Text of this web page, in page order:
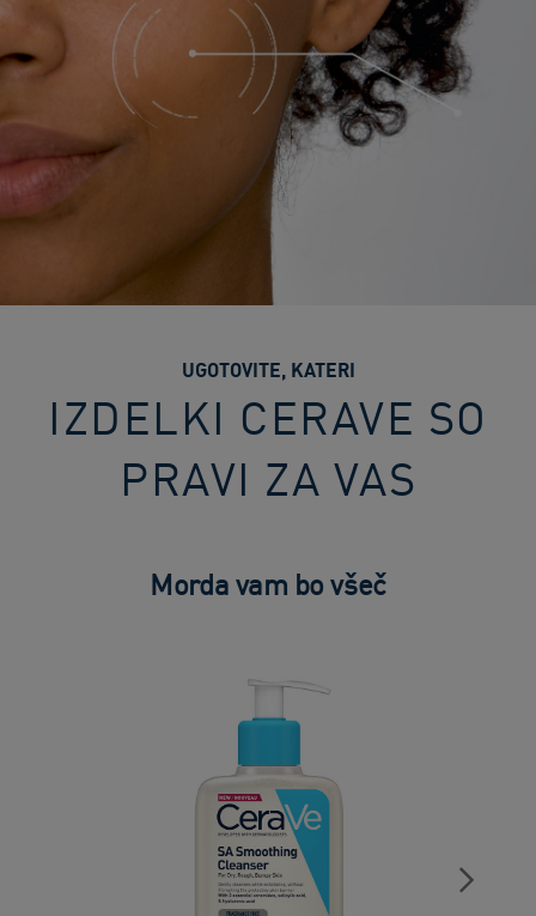
UGOTOVITE, KATERI
IZDELKI CERAVE SO
PRAVI ZA VAS
Morda vam bo všeč